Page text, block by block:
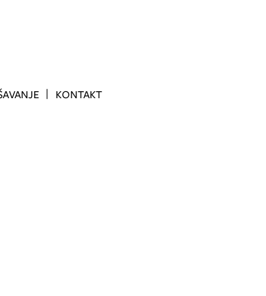
KONTAKT